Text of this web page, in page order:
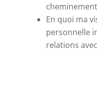
En quoi ma
personnelle
relations